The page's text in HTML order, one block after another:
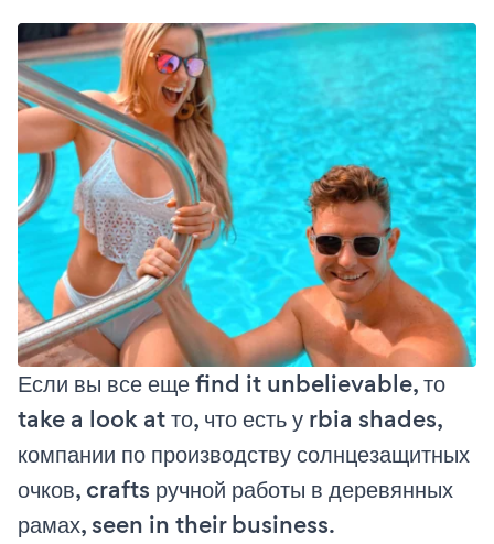
Если вы все еще find it unbelievable, то
take a look at то, что есть у rbia shades,
компании по производству солнцезащитных
очков, crafts ручной работы в деревянных
рамах, seen in their business.